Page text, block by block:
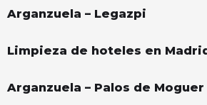
Arganzuela – Legazpi
Limpieza de hoteles en
Arganzuela – Palos de Moguer